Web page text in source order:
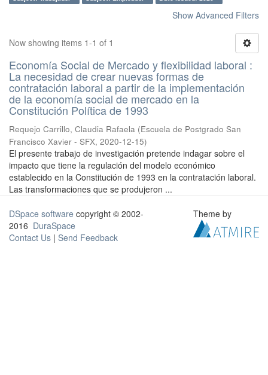
Show Advanced Filters
Now showing items 1-1 of 1
Economía Social de Mercado y flexibilidad laboral :
La necesidad de crear nuevas formas de
contratación laboral a partir de la implementación
de la economía social de mercado en la
Constitución Política de 1993
Requejo Carrillo, Claudia Rafaela (Escuela de Postgrado San
Francisco Xavier - SFX, 2020-12-15)
El presente trabajo de investigación pretende indagar sobre el
impacto que tiene la regulación del modelo económico
establecido en la Constitución de 1993 en la contratación laboral.
Las transformaciones que se produjeron ...
DSpace software copyright © 2002-
2016 DuraSpace
Contact Us | Send Feedback
Theme by